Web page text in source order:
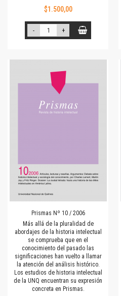
$1.500,00
- +
Prismas Nº 10 / 2006
Más allá de la pluralidad de
abordajes de la historia intelectual
se comprueba que en el
conocimiento del pasado las
significaciones han vuelto a llamar
la atención del análisis histórico.
Los estudios de historia intelectual
de la UNQ encuentran su expresión
concreta en Prismas.